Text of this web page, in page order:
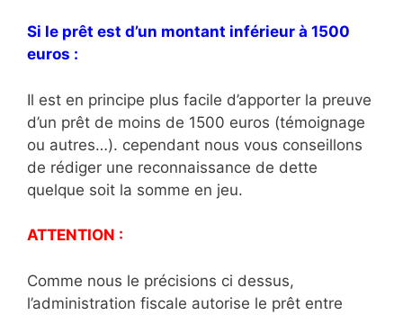
Si le prêt est d’un montant inférieur à 1500
euros :
Il est en principe plus facile d’apporter la preuve
d’un prêt de moins de 1500 euros (témoignage
ou autres…). cependant nous vous conseillons
de rédiger une reconnaissance de dette
quelque soit la somme en jeu.
ATTENTION :
Comme nous le précisions ci dessus,
l’administration fiscale autorise le prêt entre